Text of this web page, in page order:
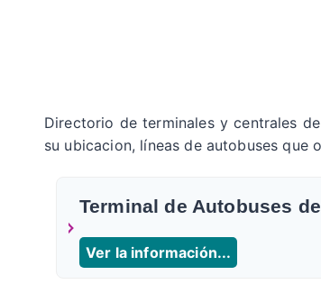
Directorio de terminales y centrales
su ubicacion, líneas de autobuses que
Terminal de Autobuses
Ver la información...